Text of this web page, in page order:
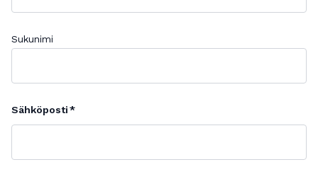
Sukunimi
Sähköposti